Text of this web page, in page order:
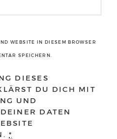
WEBSITE IN DIESEM BROWSER
SPEICHERN.
DIESES
DU DICH MIT
UND
DATEN
*